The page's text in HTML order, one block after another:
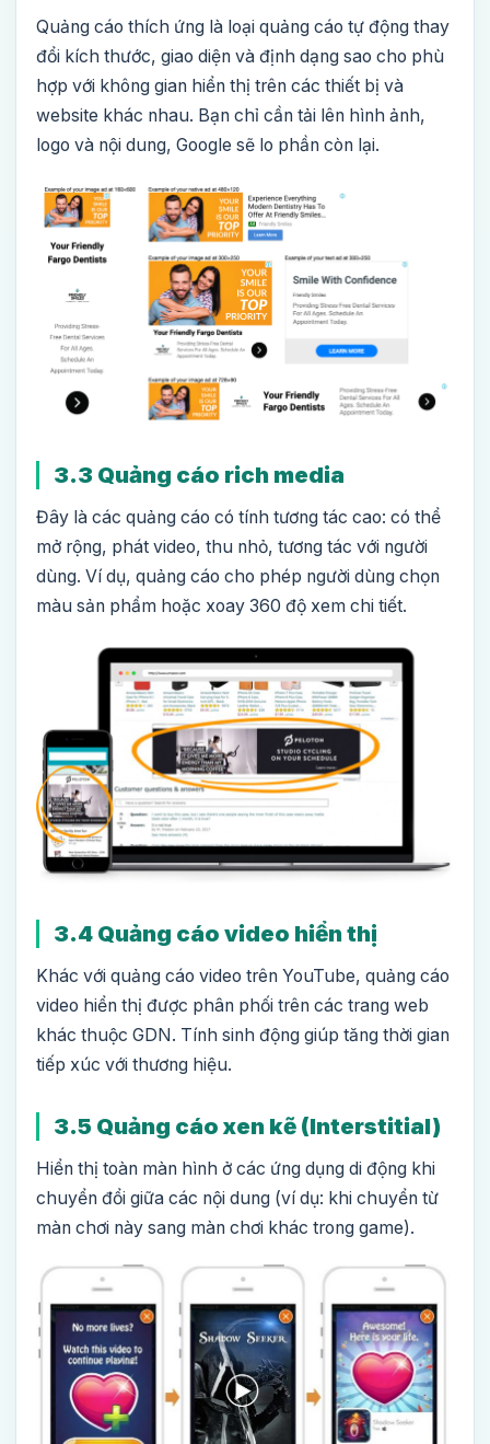
Quảng cáo thích ứng là loại quảng cáo tự động thay
đổi kích thước, giao diện và định dạng sao cho phù
hợp với không gian hiển thị trên các thiết bị và
website khác nhau. Bạn chỉ cần tải lên hình ảnh,
logo và nội dung, Google sẽ lo phần còn lại.
3.3 Quảng cáo rich media
Đây là các quảng cáo có tính tương tác cao: có thể
mở rộng, phát video, thu nhỏ, tương tác với người
dùng. Ví dụ, quảng cáo cho phép người dùng chọn
màu sản phẩm hoặc xoay 360 độ xem chi tiết.
3.4 Quảng cáo video hiển thị
Khác với quảng cáo video trên YouTube, quảng cáo
video hiển thị được phân phối trên các trang web
khác thuộc GDN. Tính sinh động giúp tăng thời gian
tiếp xúc với thương hiệu.
3.5 Quảng cáo xen kẽ (Interstitial)
Hiển thị toàn màn hình ở các ứng dụng di động khi
chuyển đổi giữa các nội dung (ví dụ: khi chuyển từ
màn chơi này sang màn chơi khác trong game).